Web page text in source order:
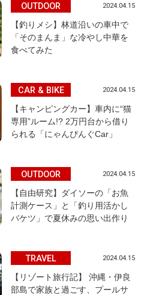
OUTDOOR 2024.04.15
【釣りメシ】林道沿いの車中で
「そのまんま」な冷やし中華を
食べてみた
CAR & BIKE 2024.04.15
【キャンピングカー】車内に“猫
専用”ルーム!? 2万円台から借り
られる「にゃんぴんぐCar」
OUTDOOR 2024.04.15
【自由研究】ダイソーの「お魚
計測ケース」と「釣り用活かし
バケツ」で夏休みの思い出作り
TRAVEL 2024.04.15
【リゾート旅行記】 沖縄・伊良
部島で家族と過ごす、プールサ